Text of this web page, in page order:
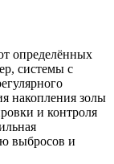
определённых
системы с
накопления золы
и контроля
выбросов и